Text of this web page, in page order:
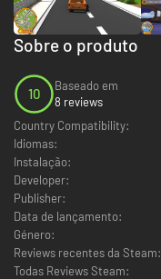
Sobre o produto
10
Baseado em
8 reviews
Country Compatibility:
Idiomas:
Instalação:
Developer:
Publisher:
Data de lançamento:
Género:
Reviews recentes da Steam:
Todas Reviews Steam: